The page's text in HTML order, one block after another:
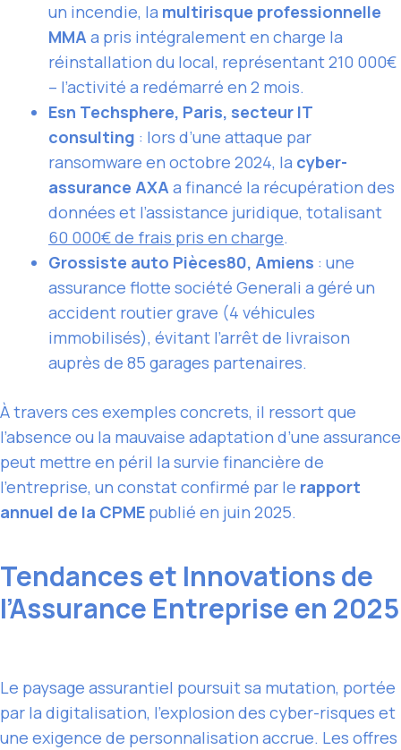
un incendie, la multirisque professionnelle
MMA a pris intégralement en charge la
réinstallation du local, représentant 210 000€
– l’activité a redémarré en 2 mois.
Esn Techsphere, Paris, secteur IT
consulting : lors d’une attaque par
ransomware en octobre 2024, la cyber-
assurance AXA a financé la récupération des
données et l’assistance juridique, totalisant
60 000€ de frais pris en charge.
Grossiste auto Pièces80, Amiens : une
assurance flotte société Generali a géré un
accident routier grave (4 véhicules
immobilisés), évitant l’arrêt de livraison
auprès de 85 garages partenaires.
À travers ces exemples concrets, il ressort que
l’absence ou la mauvaise adaptation d’une assurance
peut mettre en péril la survie financière de
l’entreprise, un constat confirmé par le rapport
annuel de la CPME publié en juin 2025.
Tendances et Innovations de
l’Assurance Entreprise en 2025
Le paysage assurantiel poursuit sa mutation, portée
par la digitalisation, l’explosion des cyber-risques et
une exigence de personnalisation accrue. Les offres